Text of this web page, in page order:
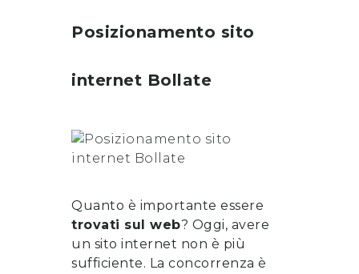
Posizionamento sito
internet Bollate
Quanto è importante essere
trovati sul web? Oggi, avere
un sito internet non è più
sufficiente. La concorrenza è